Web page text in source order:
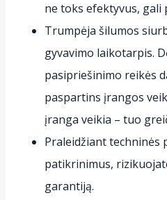
ne toks efektyvus, gali
Trumpėja šilumos
gyvavimo laikotarpis.
pasipriešinimo reikės
paspartins įrangos
įranga veikia – tuo
Praleidžiant techninės
patikrinimus,
garantiją.